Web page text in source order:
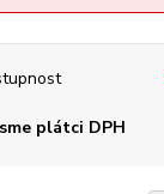
plátci DPH